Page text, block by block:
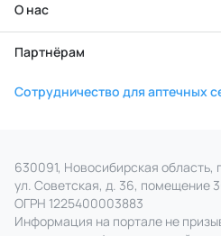
О нас
Партнёрам
Сотрудничество для аптечных
630091, Новосибирская область,
ул. Советская, д. 36, помещение
ОГРН 1225400003883
Информация на портале не